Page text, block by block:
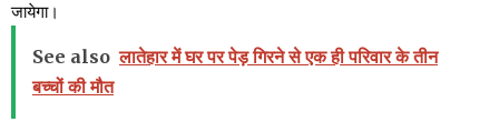
जायेगा।
See also लातेहार में घर पर पेड़ गिरने से एक ही परिवार के तीन
बच्चों की मौत